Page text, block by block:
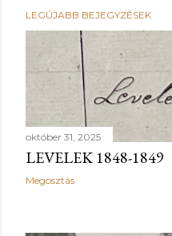
e
e
g
LEGÚJABB BEJEGYZÉSEK
október 31, 2025
LEVELEK 1848-1849
Megosztás